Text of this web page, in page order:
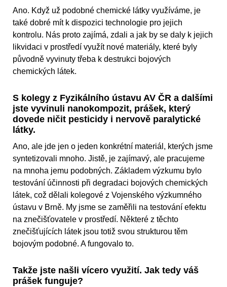
Ano. Když už podobné chemické látky využíváme, je
také dobré mít k dispozici technologie pro jejich
kontrolu. Nás proto zajímá, zdali a jak by se daly k jejich
likvidaci v prostředí využít nové materiály, které byly
původně vyvinuty třeba k destrukci bojových
chemických látek.
S kolegy z Fyzikálního ústavu AV ČR a dalšími
jste vyvinuli nanokompozit, prášek, který
dovede ničit pesticidy i nervově paralytické
látky.
Ano, ale jde jen o jeden konkrétní materiál, kterých jsme
syntetizovali mnoho. Jistě, je zajímavý, ale pracujeme
na mnoha jemu podobných. Základem výzkumu bylo
testování účinnosti při degradaci bojových chemických
látek, což dělali kolegové z Vojenského výzkumného
ústavu v Brně. My jsme se zaměřili na testování efektu
na znečišťovatele v prostředí. Některé z těchto
znečišťujících látek jsou totiž svou strukturou těm
bojovým podobné. A fungovalo to.
Takže jste našli vícero využití. Jak tedy váš
prášek funguje?